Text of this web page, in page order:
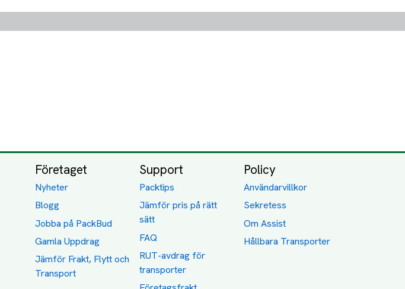
Företaget
Nyheter
Blogg
Jobba på PackBud
Gamla Uppdrag
Jämför Frakt, Flytt och
Transport
Support
Packtips
Jämför pris på rätt
sätt
FAQ
RUT-avdrag för
transporter
Policy
Användarvillkor
Sekretess
Om Assist
Hållbara Transporter